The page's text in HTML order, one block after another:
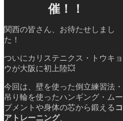
催！！
関西の皆さん、お待たせしまし
た！
ついにカリステニクス・トウキョ
ウが大阪に初上陸💥
今回は、壁を使った倒立練習法・
吊り輪を使ったハンギング・ムー
ブメントや身体の芯から鍛える コ
アトレーニング、